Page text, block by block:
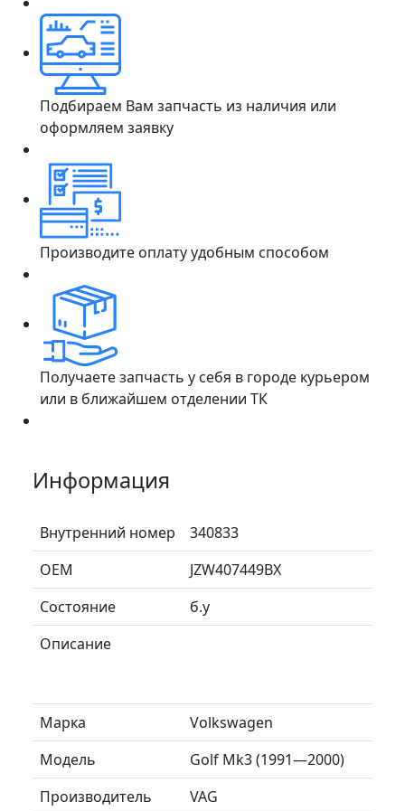
Подбираем Вам запчасть из наличия или
оформляем заявку
Производите оплату удобным способом
Получаете запчасть у себя в городе курьером
или в ближайшем отделении ТК
Информация
Внутренний номер
340833
ОЕМ
JZW407449BX
Состояние
б.у
Описание
Марка
Volkswagen
Модель
Golf Mk3 (1991—2000)
Производитель
VAG